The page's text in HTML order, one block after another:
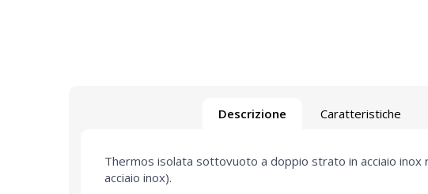
Descrizione Caratteristiche
Thermos isolata sottovuoto a doppio strato in acciaio inox
acciaio inox).